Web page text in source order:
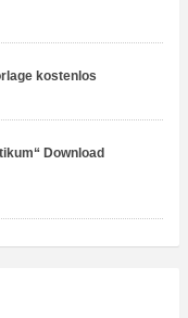
kostenlos
Download